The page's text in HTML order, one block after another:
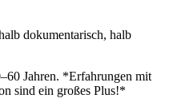
dokumentarisch, halb
Jahren. *Erfahrungen mit
sind ein großes Plus!*